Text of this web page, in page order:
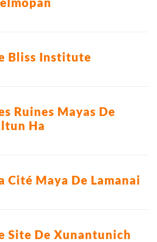
Bliss Institute
Ruines Mayas De
Ha
Cité Maya De Lamanai
Site De Xunantunich